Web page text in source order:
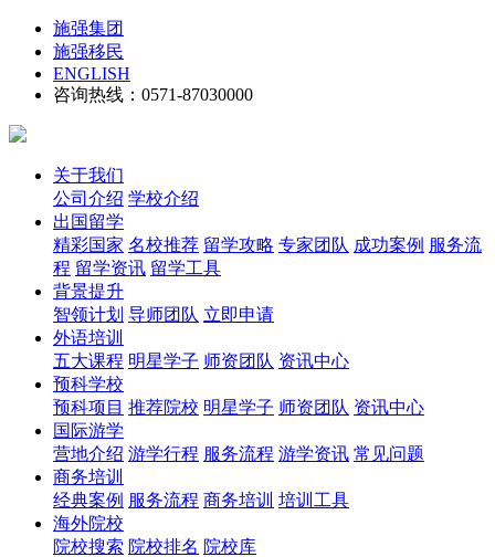
施强集团
施强移民
ENGLISH
咨询热线：0571-87030000
关于我们
公司介绍 学校介绍
出国留学
精彩国家 名校推荐 留学攻略 专家团队 成功案例 服务流
程 留学资讯 留学工具
背景提升
智领计划 导师团队 立即申请
外语培训
五大课程 明星学子 师资团队 资讯中心
预科学校
预科项目 推荐院校 明星学子 师资团队 资讯中心
国际游学
营地介绍 游学行程 服务流程 游学资讯 常见问题
商务培训
经典案例 服务流程 商务培训 培训工具
海外院校
院校搜索 院校排名 院校库